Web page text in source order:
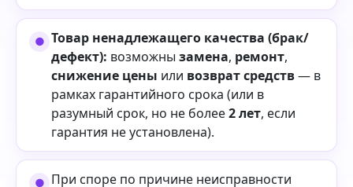
Товар ненадлежащего качества (брак/
дефект): возможны замена, ремонт,
снижение цены или возврат средств— в
рамках гарантийного срока (или в
разумный срок, но не более2 лет, если
гарантия не установлена).
При споре по причине неисправности